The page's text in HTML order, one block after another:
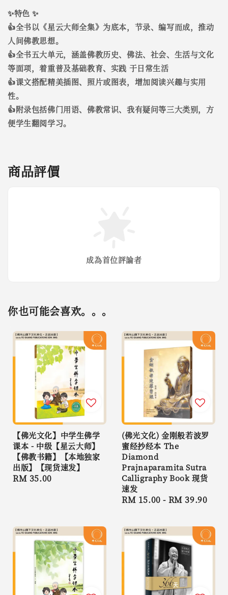
✨特色 ✨
👍全书以《星云大师全集》为底本，节录、编写而成，推动
人间佛教思想。
👍全书五大单元，涵盖佛教历史、佛法、社会、生活与文化
等面项，着重普及基础教育、实践 于日常生活
👍课文搭配精美插图、照片或图表，增加阅读兴趣与实用
性。
👍附录包括佛门用语、佛教常识、我有疑问等三大类别，方
便学生翻阅学习。
商品評價
成為首位評論者
你也可能会喜欢。。。
【佛光文化】中学生佛学
课本 - 中级【星云大师】
【佛教书籍】【本地独家
出版】【现货速发】
Regular
RM 35.00
(佛光文化) 金刚般若波罗
蜜经抄经本 The
Diamond
Prajnaparamita Sutra
Calligraphy Book 现货
速发
Regular
RM 15.00 - RM 39.90